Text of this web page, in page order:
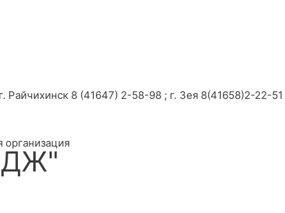
8 (41647) 2-58-98 ; г. Зея 8(41658)2-22-51
организация